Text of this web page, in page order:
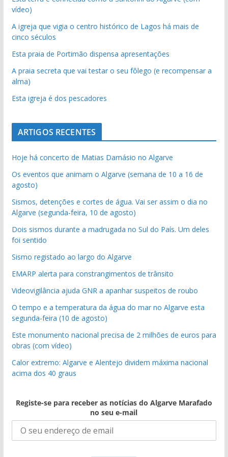
vídeo)
A igreja que vigia o centro histórico de Lagos há mais de
cinco séculos
Esta praia de Portimão dispensa apresentações
A praia secreta que vai testar o seu fôlego (e recompensar a
alma)
Esta igreja é dos pescadores
ARTIGOS RECENTES
Hoje há concerto de Matias Damásio no Algarve
Os eventos que animam o Algarve (semana de 10 a 16 de
agosto)
Sismos, detenções e cortes de água. Vai ser assim o dia no
Algarve (segunda-feira, 10 de agosto)
Dois sismos durante a madrugada no Sul do País. Um deles
foi sentido
Sismo registado ao largo do Algarve
EMARP alerta para constrangimentos de trânsito
Videovigilância ajuda GNR a apanhar suspeitos de roubo
O tempo e a temperatura da água do mar no Algarve esta
segunda-feira (10 de agosto)
Este monumento nacional precisa de 2 milhões de euros para
obras (com vídeo)
Calor extremo: Algarve e Alentejo dividem máxima nacional
acima dos 40 graus
Registe-se para receber as notícias do Algarve Marafado
no seu e-mail